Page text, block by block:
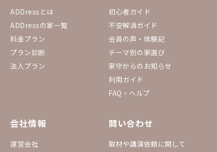
ADDressとは
ADDressの家一覧
料金プラン
プラン診断
法人プラン
初心者ガイド
不安解消ガイド
会員の声・体験記
テーマ別の家選び
家守からのお知らせ
利用ガイド
FAQ・ヘルプ
会社情報
運営会社
問い合わせ
取材や講演依頼に関して